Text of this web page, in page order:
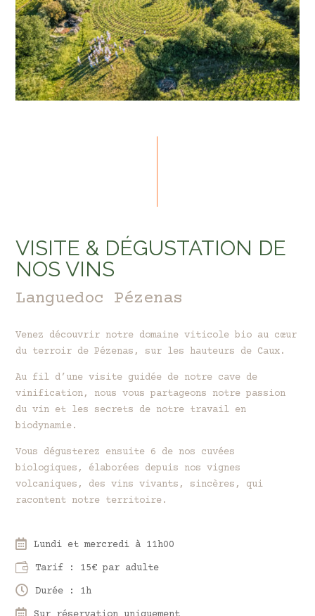
VISITE & DÉGUSTATION DE
NOS VINS
Languedoc Pézenas
Venez découvrir notre domaine viticole bio au cœur
du terroir de Pézenas, sur les hauteurs de Caux.
Au fil d’une visite guidée de notre cave de
vinification, nous vous partageons notre passion
du vin et les secrets de notre travail en
biodynamie.
Vous dégusterez ensuite 6 de nos cuvées
biologiques, élaborées depuis nos vignes
volcaniques, des vins vivants, sincères, qui
racontent notre territoire.
 Lundi et mercredi à 11h00
 Tarif : 15€ par adulte
 Durée : 1h
